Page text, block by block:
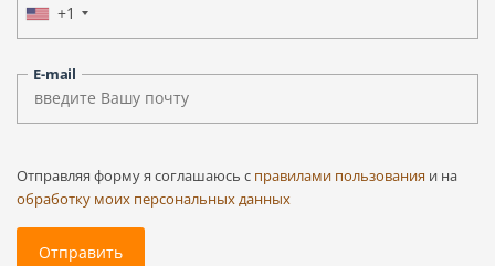
+1
E-mail
Отправляя форму я соглашаюсь c правилами пользования и на
обработку моих персональных данных
Отправить